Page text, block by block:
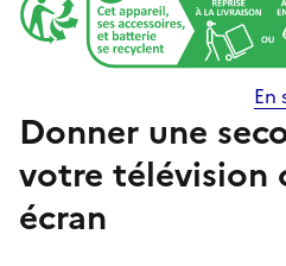
En
Donner une
votre télévision
écran